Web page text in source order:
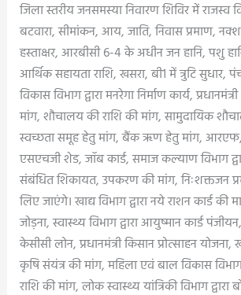
जिला स्तरीय जनसमस्या निवारण शिविर में राजस्व
बटवारा, सीमांकन, आय, जाति, निवास प्रमाण,
हस्ताक्षर, आरबीसी 6-4 के अधीन जन हानि, पशु
आर्थिक सहायता राशि, खसरा, बी1 में त्रुटि सुधार,
विकास विभाग द्वारा मनरेगा निर्माण कार्य,
मांग, शौचालय की राशि की मांग, सामुदायिक
स्वच्छता समूह हेतु मांग, बैंक ऋण हेतु मांग,
एसएचजी शेड, जॉब कार्ड, समाज कल्याण विभाग
संबंधित शिकायत, उपकरण की मांग, निःशक्तजन
लिए जाएंगे। खाद्य विभाग द्वारा नये राशन कार्ड की
जोड़ना, स्वास्थ्य विभाग द्वारा आयुष्मान कार्ड
केसीसी लोन, प्रधानमंत्री किसान प्रोत्साहन
कृषि संयंत्र की मांग, महिला एवं बाल विकास विभाग
राशि की मांग, लोक स्वास्थ्य यांत्रिकी विभाग द्वारा